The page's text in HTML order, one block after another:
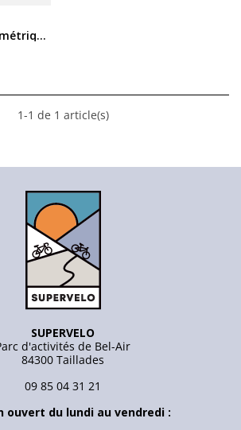
RockShox Ressort métrique 151mm / 57.5‑65mm – 250 lb
1-1 de 1 article(s)
SUPERVELO
d'activités de Bel-Air
84300 Taillades
09 85 04 31 21
ouvert du lundi au vendredi :